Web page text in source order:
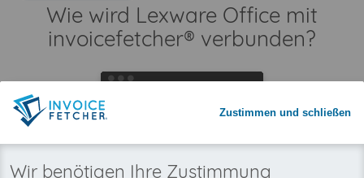
Wie wird Lexware Office mit
invoicefetcher® verbunden?
Zustimmen und schließen
Wir benötigen Ihre Zustimmung